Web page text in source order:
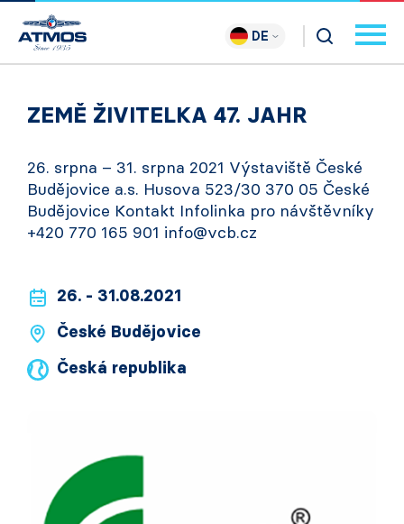
DE
ZEMĚ ŽIVITELKA 47. JAHR
26. srpna – 31. srpna 2021 Výstaviště České
Budějovice a.s. Husova 523/30 370 05 České
Budějovice Kontakt Infolinka pro návštěvníky
+420 770 165 901 info@vcb.cz
26. - 31.08.2021
České Budějovice
Česká republika